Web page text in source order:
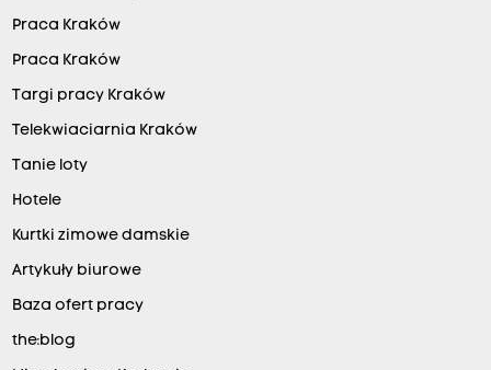
Praca Kraków
Praca Kraków
Targi pracy Kraków
Telekwiaciarnia Kraków
Tanie loty
Hotele
Kurtki zimowe damskie
Artykuły biurowe
Baza ofert pracy
the:blog